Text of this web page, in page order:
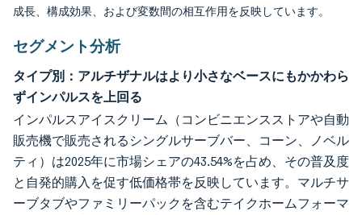
成長、構成効果、および変数間の相互作用を反映しています。
セグメント分析
タイプ別：アルチザナルはより小さなベースにもかかわら
ずインパルスを上回る
インパルスアイスクリーム（コンビニエンスストアや自動
販売機で販売されるシングルサーブバー、コーン、ノベル
ティ）は2025年に市場シェアの43.54%を占め、その普及度
と自発的購入を促す低価格帯を反映しています。マルチサ
ーブタブやファミリーパックを含むテイクホームフォーマ